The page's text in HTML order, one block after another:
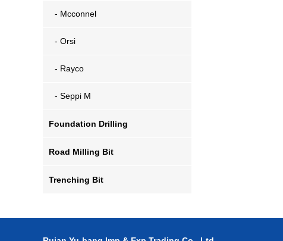
- Mcconnel
- Orsi
- Rayco
- Seppi M
Foundation Drilling
Road Milling Bit
Trenching Bit